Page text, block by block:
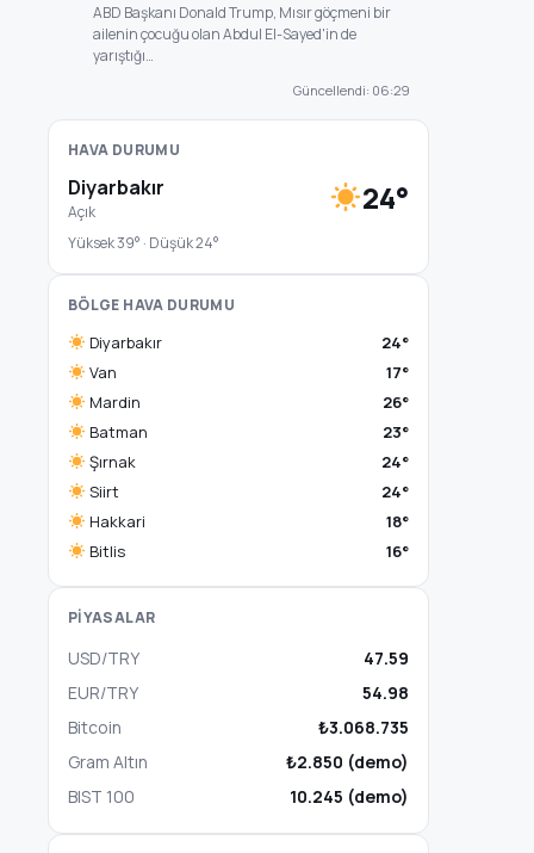
ABD Başkanı Donald Trump, Mısır göçmeni bir
ailenin çocuğu olan Abdul El-Sayed'in de
yarıştığı…
Güncellendi: 06:29
HAVA DURUMU
Diyarbakır
Açık 24°
Yüksek 39° · Düşük 24°
BÖLGE HAVA DURUMU
Diyarbakır
24°
Van
17°
Mardin
26°
Batman
23°
Şırnak
24°
Siirt
24°
Hakkari
18°
Bitlis
16°
PİYASALAR
USD/TRY
47.59
EUR/TRY
54.98
Bitcoin
₺3.068.735
Gram Altın
₺2.850 (demo)
BIST 100
10.245 (demo)